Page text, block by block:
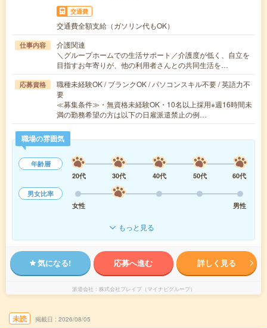
交通費
交通費全額支給（ガソリン代もOK）
仕事内容
介護関連
＼グループホームでの生活サポート／介護度が低く、自立を
目指すお年寄りが、他の利用者さんとの共同生活を…
応募資格
職種未経験OK / ブランクOK / パソコンスキル不要 / 英語力不
要
≪募集条件≫・無資格未経験OK・10名以上採用※週16時間未
満の勤務希望の方は以下の日雇派遣禁止の例…
職場の雰囲気
年齢層
20代
30代 40代 50代
60代
男女比率
女性
男性
もっと見る
気になる! 応募へ進む 詳しく見る
派遣会社 株式会社ブレイブ（マイナビグループ）
未読 掲載日 2026/08/05